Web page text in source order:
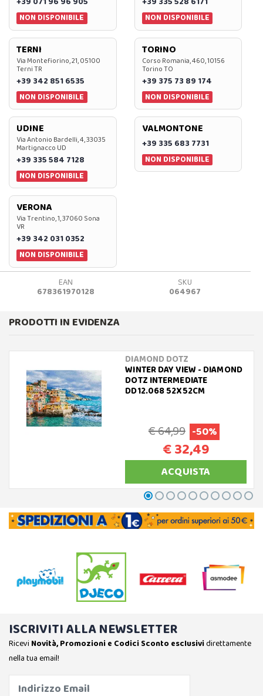
NON DISPONIBILE
NON DISPONIBILE
TERNI
Via Montefiorino, 21, 05100
Terni TR
+39 342 851 6535
NON DISPONIBILE
TORINO
Corso Romania, 460, 10156
Torino TO
+39 375 73 89 174
NON DISPONIBILE
UDINE
Via Antonio Bardelli, 4, 33035
Martignacco UD
+39 335 584 7128
NON DISPONIBILE
VALMONTONE
+39 335 683 7731
NON DISPONIBILE
VERONA
Via Trentino, 1, 37060 Sona
VR
+39 342 031 0352
NON DISPONIBILE
EAN
678361970128
SKU
064967
PRODOTTI IN EVIDENZA
DIAMOND DOTZ
WINTER DAY VIEW - DIAMOND
DOTZ INTERMEDIATE
DD12.068 52X52CM
€ 64,99 -50%
€ 32,49
ACQUISTA
ISCRIVITI ALLA NEWSLETTER
Ricevi Novità, Promozioni e Codici Sconto esclusividirettamente
nella tua email!